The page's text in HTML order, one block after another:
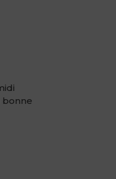
bonne